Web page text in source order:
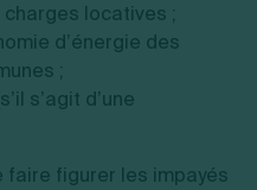
locatives ;
d’énergie des
;
s’agit d’une
figurer les impayés